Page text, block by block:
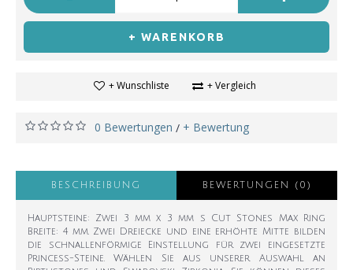
+ WARENKORB
+ Wunschliste + Vergleich
0 Bewertungen / + Bewertung
BESCHREIBUNG BEWERTUNGEN (0)
Hauptsteine: Zwei 3 mm x 3 mm s Cut Stones Max Ring
Breite: 4 mm. Zwei Dreiecke und eine erhöhte Mitte bilden
die schnallenförmige Einstellung für zwei eingesetzte
Princess-Steine. Wählen Sie aus unserer Auswahl an